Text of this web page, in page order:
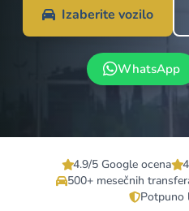
Izaberite vozilo
WhatsApp
4.9/5 Google ocena
500+ mesečnih
Potpuno